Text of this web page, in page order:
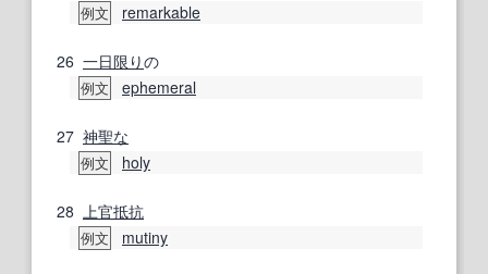
例文 remarkable
26 一日限りの
例文 ephemeral
27 神聖な
例文 holy
28 上官抵抗
例文 mutiny